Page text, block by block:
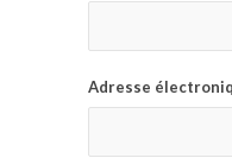
Adresse